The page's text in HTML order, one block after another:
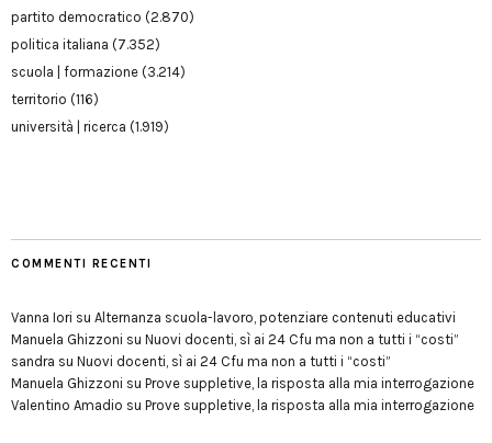
partito democratico (2.870)
politica italiana (7.352)
scuola | formazione (3.214)
territorio (116)
università | ricerca (1.919)
COMMENTI RECENTI
Vanna Iori su Alternanza scuola-lavoro, potenziare contenuti educativi
Manuela Ghizzoni su Nuovi docenti, sì ai 24 Cfu ma non a tutti i “costi”
sandra su Nuovi docenti, sì ai 24 Cfu ma non a tutti i “costi”
Manuela Ghizzoni su Prove suppletive, la risposta alla mia interrogazione
Valentino Amadio su Prove suppletive, la risposta alla mia interrogazione